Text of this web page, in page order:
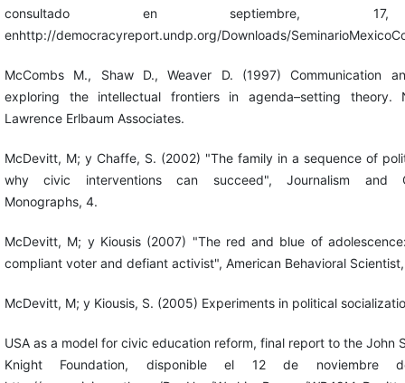
consultado en septiembre,
enhttp://democracyreport.undp.org/Downloads/
McCombs M., Shaw D., Weaver D. (1997) Communication
exploring the intellectual frontiers in agenda–setting theory.
Lawrence Erlbaum Associates.
McDevitt, M; y Chaffe, S. (2002) "The family in a sequence of
why civic interventions can succeed", Journalism and
Monographs, 4.
McDevitt, M; y Kiousis (2007) "The red and blue of
compliant voter and defiant activist", American Behavioral
McDevitt, M; y Kiousis, S. (2005) Experiments in political
USA as a model for civic education reform, final report to the John
Knight Foundation, disponible el 12 de noviembre